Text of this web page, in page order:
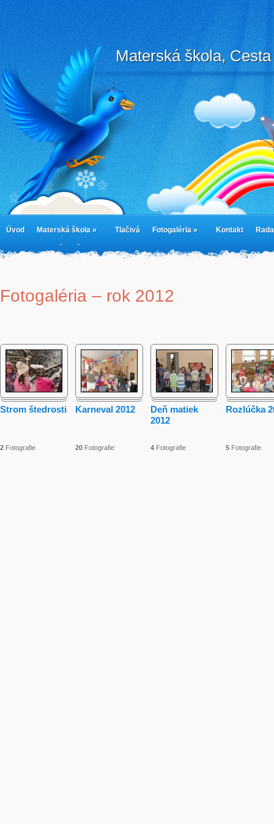
Materská škola,
Úvod Materská škola » Tlačivá Fotogaléria » Kontakt
cookies Jedálny lístok Cookie Policy
Fotogaléria – rok 2012
Strom štedrosti
2 Fotografie
Karneval 2012
20 Fotografie
Deň matiek
2012
4 Fotografie
Rozlúčka
5 Fotografie